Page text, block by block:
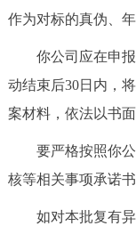
作为对标的真伪、
你公司应在申报
动结束后30日内，
案材料，依法以书
要严格按照你公
核等相关事项承诺
如对本批复有异